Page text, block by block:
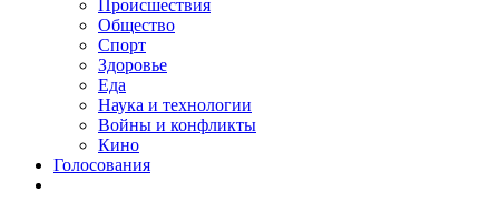
Происшествия
Общество
Спорт
Здоровье
Еда
Наука и технологии
Войны и конфликты
Кино
Голосования